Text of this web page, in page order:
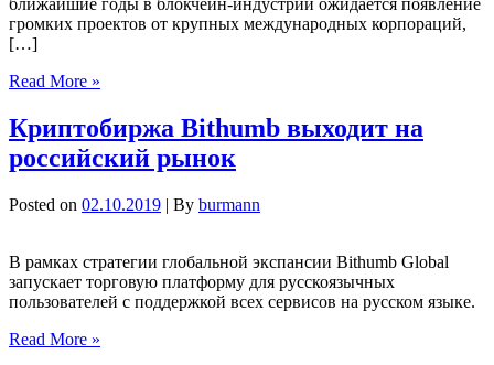
ближайшие годы в блокчейн-индустрии ожидается появление
громких проектов от крупных международных корпораций,
[…]
Read More »
Криптобиржа Bithumb выходит на
российский рынок
Posted on 02.10.2019 | By burmann
В рамках стратегии глобальной экспансии Bithumb Global
запускает торговую платформу для русскоязычных
пользователей с поддержкой всех сервисов на русском языке.
Read More »